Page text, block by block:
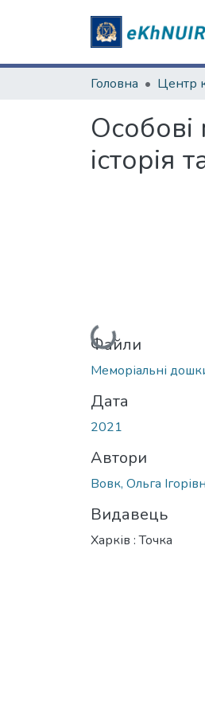
Головна
історія
Вантажиться...
Файли
Меморіальні
Дата
2021
Автори
Вовк, Ольга
Видавець
Харків : Точка